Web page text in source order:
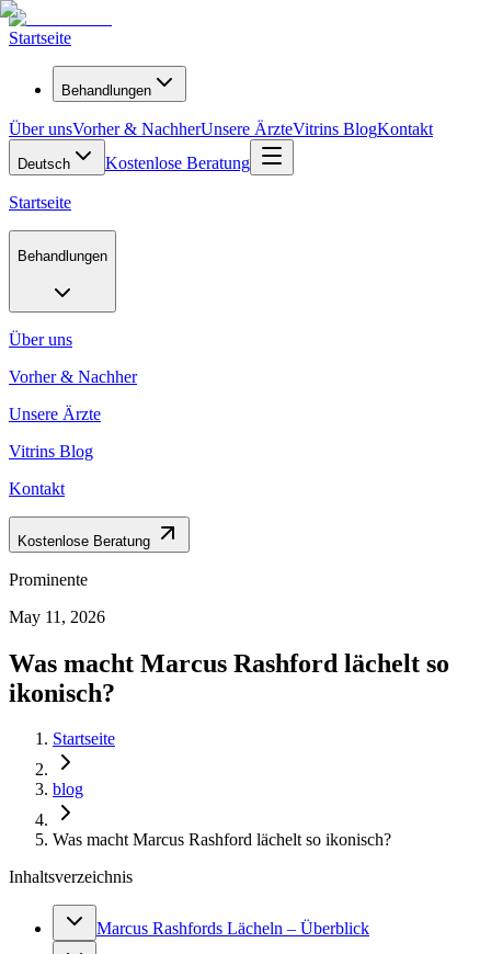
Startseite
Behandlungen
Über unsVorher & NachherUnsere ÄrzteVitrins BlogKontakt
Deutsch Kostenlose Beratung
Startseite
Behandlungen
Über uns
Vorher & Nachher
Unsere Ärzte
Vitrins Blog
Kontakt
Kostenlose Beratung
Prominente
May 11, 2026
Was macht Marcus Rashford lächelt so
ikonisch?
Startseite
blog
Was macht Marcus Rashford lächelt so ikonisch?
Inhaltsverzeichnis
Marcus Rashfords Lächeln – Überblick